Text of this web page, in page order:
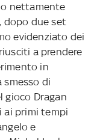
nettamente
dopo due set
evidenziato dei
a prendere
in
smesso di
gioco Dragan
ai primi tempi
e